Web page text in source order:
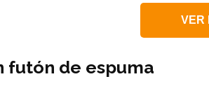
VER
futón de espuma